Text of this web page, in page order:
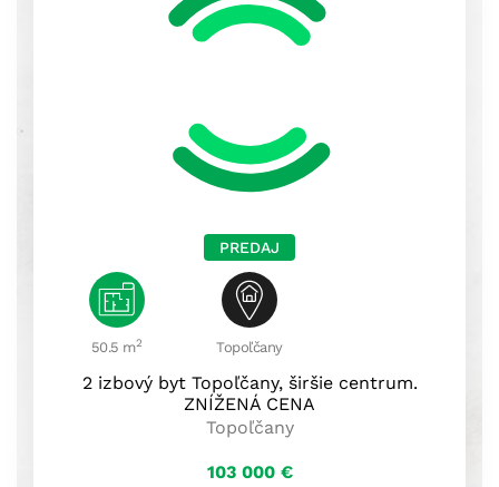
PREDAJ
50.5 m2 Topoľčany
2 izbový byt Topoľčany, širšie centrum.
ZNÍŽENÁ CENA
Topoľčany
103 000 €